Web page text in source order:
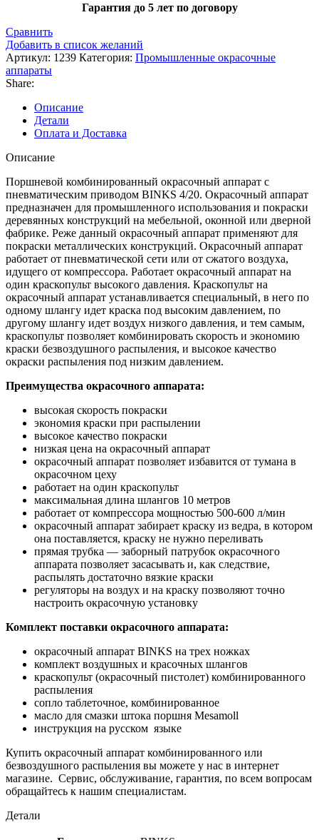
Гарантия до 5 лет по договору
Сравнить
Добавить в список желаний
Артикул: 1239 Категория: Промышленные окрасочные
аппараты
Share:
Описание
Детали
Оплата и Доставка
Описание
Поршневой комбинированный окрасочный аппарат с
пневматическим приводом BINKS 4/20. Окрасочный аппарат
предназначен для промышленного использования и покраски
деревянных конструкций на мебельной, оконной или дверной
фабрике. Реже данный окрасочный аппарат применяют для
покраски металлических конструкций. Окрасочный аппарат
работает от пневматической сети или от сжатого воздуха,
идущего от компрессора. Работает окрасочный аппарат на
один краскопульт высокого давления. Краскопульт на
окрасочный аппарат устанавливается специальный, в него по
одному шлангу идет краска под высоким давлением, по
другому шлангу идет воздух низкого давления, и тем самым,
краскопульт позволяет комбинировать скорость и экономию
краски безвоздушного распыления, и высокое качество
окраски распыления под низким давлением.
Преимущества окрасочного аппарата:
высокая скорость покраски
экономия краски при распылении
высокое качество покраски
низкая цена на окрасочный аппарат
окрасочный аппарат позволяет избавится от тумана в
окрасочном цеху
работает на один краскопульт
максимальная длина шлангов 10 метров
работает от компрессора мощностью 500-600 л/мин
окрасочный аппарат забирает краску из ведра, в котором
она поставляется, краску не нужно переливать
прямая трубка — заборный патрубок окрасочного
аппарата позволяет засасывать и, как следствие,
распылять достаточно вязкие краски
регуляторы на воздух и на краску позволяют точно
настроить окрасочную установку
Комплект поставки окрасочного аппарата:
окрасочный аппарат BINKS на трех ножках
комплект воздушных и красочных шлангов
краскопульт (окрасочный пистолет) комбинированного
распыления
сопло таблеточное, комбинированное
масло для смазки штока поршня Mesamoll
инструкция на русском языке
Купить окрасочный аппарат комбинированного или
безвоздушного распыления вы можете у нас в интернет
магазине. Сервис, обслуживание, гарантия, по всем вопросам
обращайтесь к нашим специалистам.
Детали